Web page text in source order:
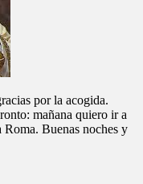
por la acogida.
mañana quiero ir a
Roma. Buenas noches y